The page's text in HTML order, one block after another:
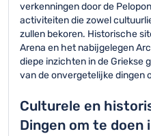
verkenningen door de
activiteiten die zowel
zullen bekoren. Historische
Arena en het nabijgelegen
diepe inzichten in de Griekse
van de onvergetelijke dingen
Culturele en
Dingen om te doen